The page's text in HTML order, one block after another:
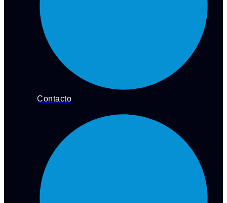
Contacto